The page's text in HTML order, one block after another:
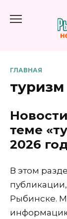
содержанию
ГЛАВНАЯ
туризм
теме
2026
В этом
Рыбинске.